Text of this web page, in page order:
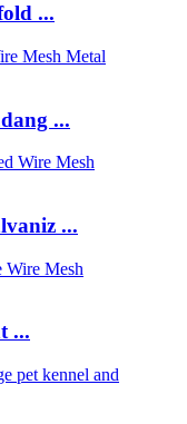
...
...
...
...